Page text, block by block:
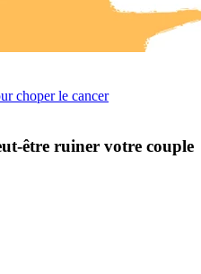
choper le cancer
être ruiner votre couple